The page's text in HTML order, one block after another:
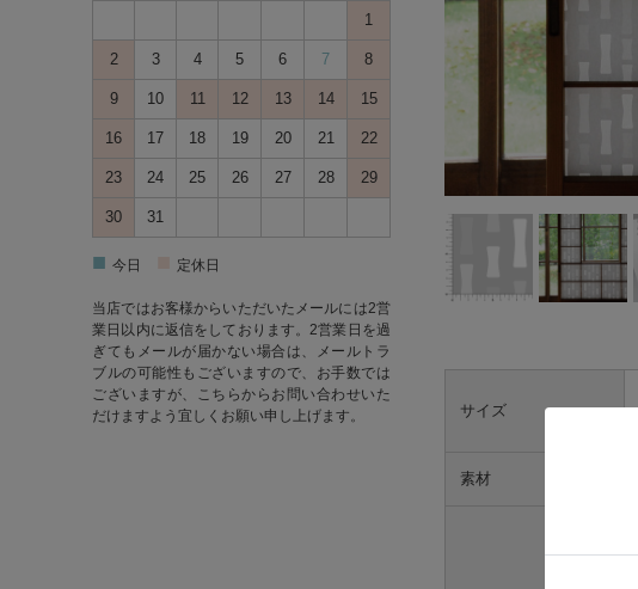
サイズ
素材
1
2 3 4 5 6 7 8
9 10 11 12 13 14 15
16 17 18 19 20 21 22
23 24 25 26 27 28 29
30 31
■ 今日 定休日
当店ではお客様からいただいたメールには2営
業日以内に返信をしております。2営業日を過
ぎてもメールが届かない場合は、メールトラ
ブルの可能性もございますので、お手数では
ございますが、 こちらからお問い合わせいた
だけますよう宜しくお願い申し上げます。